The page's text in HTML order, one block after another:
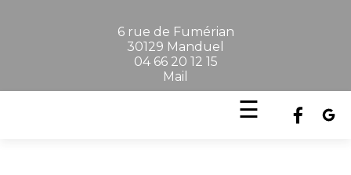
6 rue de Fumérian
30129 Manduel
04 66 20 12 15
Mail
☰